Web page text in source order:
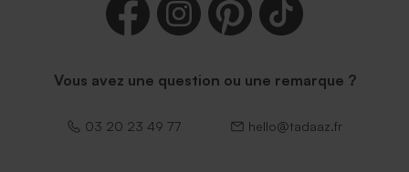
Vous avez une question ou une remarque ?
03 20 23 49 77 hello@tadaaz.fr